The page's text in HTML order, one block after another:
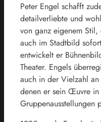
Peter Engel schafft
detailverliebte und
von ganz eigenem
auch im Stadtbild
entwickelt er
Theater. Engels
auch in der Vielzahl
denen er sein Œuvre in
Gruppenausstellungen